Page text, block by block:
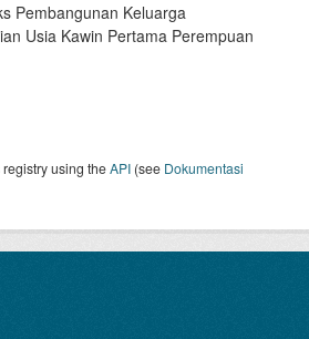
Pembangunan Keluarga
Usia Kawin Pertama Perempuan
using theAPI (see Dokumentasi